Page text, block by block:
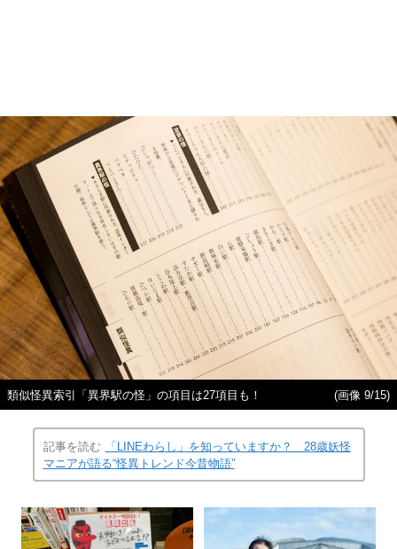
類似怪異索引「異界駅の怪」の項目は27項目も！ (画像 9/15)
記事を読む
「LINEわらし」を知っていますか？ 28歳妖怪
マニアが語る“怪異トレンド今昔物語”